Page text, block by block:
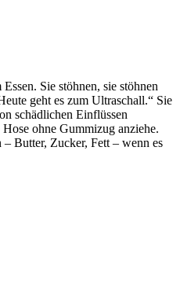
Sie stöhnen, sie stöhnen
geht es zum Ultraschall.“ Sie
schädlichen Einflüssen
ohne Gummizug anziehe.
Butter, Zucker, Fett – wenn es